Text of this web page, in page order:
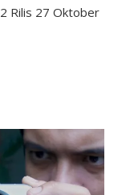
Rilis 27 Oktober